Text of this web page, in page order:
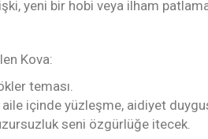
yeni bir hobi veya ilham
Kova:
teması.
aile içinde yüzleşme, aidiyet
seni özgürlüğe itecek.